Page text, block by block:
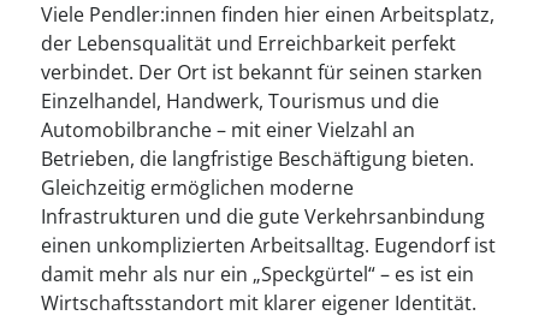
Viele Pendler:innen finden hier einen Arbeitsplatz,
der Lebensqualität und Erreichbarkeit perfekt
verbindet. Der Ort ist bekannt für seinen starken
Einzelhandel, Handwerk, Tourismus und die
Automobilbranche – mit einer Vielzahl an
Betrieben, die langfristige Beschäftigung bieten.
Gleichzeitig ermöglichen moderne
Infrastrukturen und die gute Verkehrsanbindung
einen unkomplizierten Arbeitsalltag. Eugendorf ist
damit mehr als nur ein „Speckgürtel“ – es ist ein
Wirtschaftsstandort mit klarer eigener Identität.